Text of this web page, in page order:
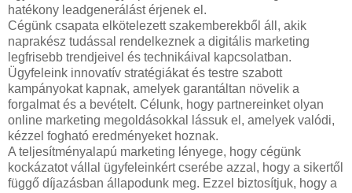
hatékony leadgenerálást érjenek el.
Cégünk csapata elkötelezett szakemberekből áll, akik
naprakész tudással rendelkeznek a digitális marketing
legfrisebb trendjeivel és technikáival kapcsolatban.
Ügyfeleink innovatív stratégiákat és testre szabott
kampányokat kapnak, amelyek garantáltan növelik a
forgalmat és a bevételt. Célunk, hogy partnereinket olyan
online marketing megoldásokkal lássuk el, amelyek valódi,
kézzel fogható eredményeket hoznak.
A teljesítményalapú marketing lényege, hogy cégünk
kockázatot vállal ügyfeleinkért cserébe azzal, hogy a sikertől
függő díjazásban állapodunk meg. Ezzel biztosítjuk, hogy a